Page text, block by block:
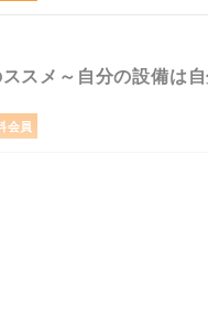
ススメ～自分の設備は
会員